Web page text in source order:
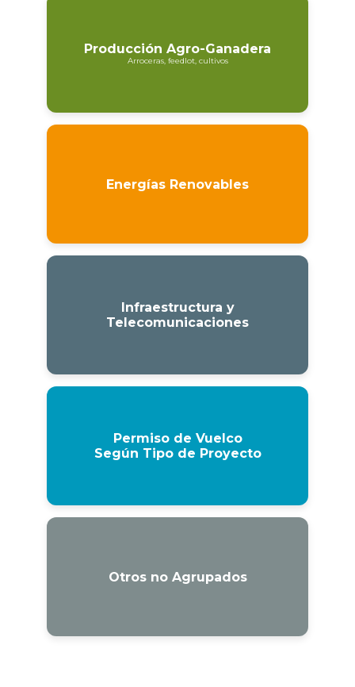
Producción Agro-Ganadera
Arroceras, feedlot, cultivos
Energías Renovables
Infraestructura y
Telecomunicaciones
Permiso de Vuelco
Según Tipo de Proyecto
Otros no Agrupados